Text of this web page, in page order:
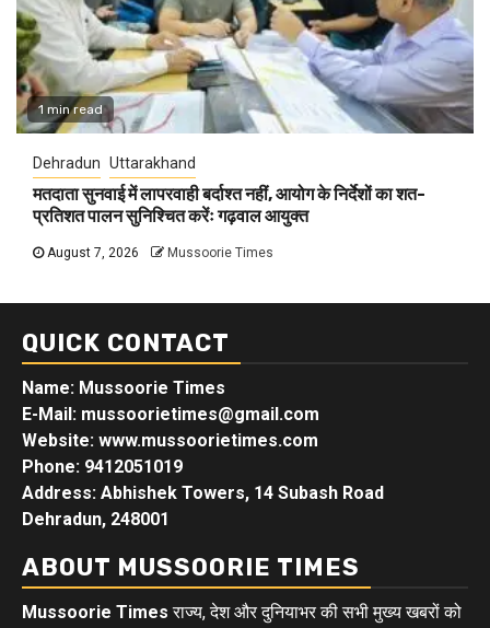
1 min read
Dehradun Uttarakhand
मतदाता सुनवाई में लापरवाही बर्दाश्त नहीं, आयोग के निर्देशों का शत-
प्रतिशत पालन सुनिश्चित करेंः गढ़वाल आयुक्त
August 7, 2026 Mussoorie Times
QUICK CONTACT
Name: Mussoorie Times
E-Mail: mussoorietimes@gmail.com
Website: www.mussoorietimes.com
Phone: 9412051019
Address: Abhishek Towers, 14 Subash Road
Dehradun, 248001
ABOUT MUSSOORIE TIMES
Mussoorie Times राज्य, देश और दुनियाभर की सभी मुख्य खबरों को